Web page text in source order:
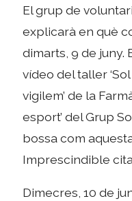
El grup de
explicarà en què
dimarts, 9 de juny.
vídeo del taller
vigilem’ de la
esport’ del Grup
bossa com
Imprescindible cita
Dimecres, 10 de